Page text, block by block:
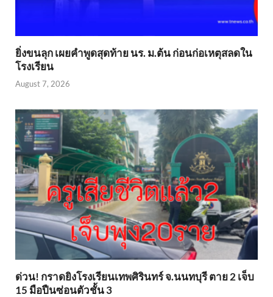
ยิ่งขนลุก เผยคำพูดสุดท้าย นร. ม.ต้น ก่อนก่อเหตุสลดใน
โรงเรียน
August 7, 2026
ด่วน! กราดยิงโรงเรียนเทพศิรินทร์ จ.นนทบุรี ตาย 2 เจ็บ
15 มือปืนซ่อนตัวชั้น 3